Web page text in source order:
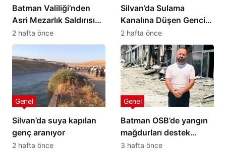
Batman Valiliği’nden
Asri Mezarlık Saldırısına
İlişkin Açıklama
2 hafta önce
Silvan’da Sulama
Kanalına Düşen Gencin
Cansız Bedenine 4,5
Saat Sonra Ulaşıldı
2 hafta önce
Silvan’da suya kapılan
genç aranıyor
Genel
2 hafta önce
Batman OSB’de yangın
mağdurları destek
bekliyor: 20 yıllık
Genel
3 hafta önce